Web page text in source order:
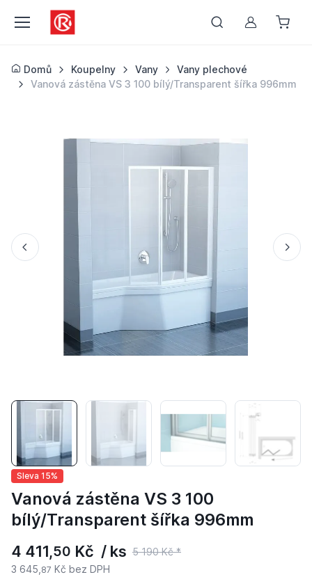
Můj účet
Domů Koupelny Vany
Vany plechové
Vanová zástěna VS 3 100 bílý/Transparent šířka 996mm
Sleva 15%
Vanová zástěna VS 3 100
bílý/Transparent šířka 996mm
4 411,50 Kč / ks 5 190 Kč *
3 645, 87 Kč bez DPH